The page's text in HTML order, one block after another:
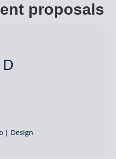
proposals
| Design